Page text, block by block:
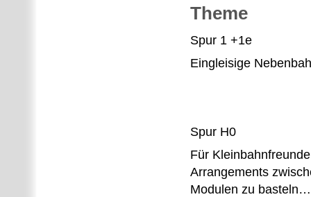
Theme
Spur 1 +1e
Eingleisige
Spur H0
Für
Arrangements
Modulen zu basteln…